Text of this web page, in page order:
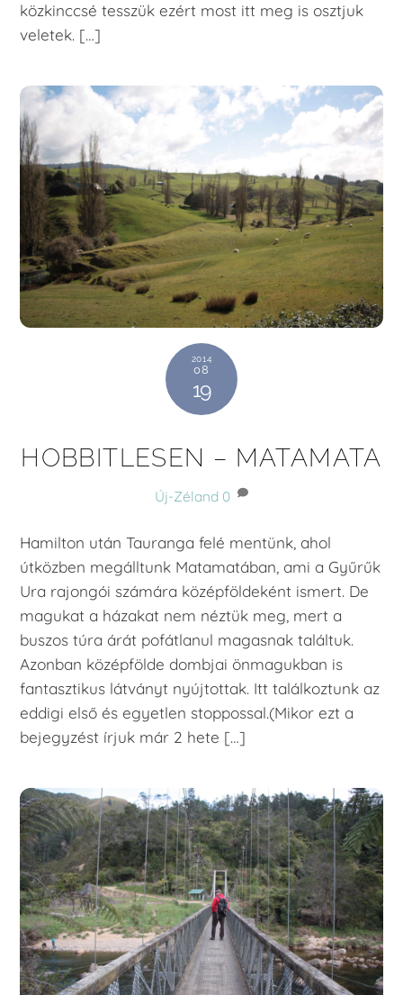
közkinccsé tesszük ezért most itt meg is osztjuk
veletek. […]
2014
08
19
HOBBITLESEN – MATAMATA
Új-Zéland 0
Hamilton után Tauranga felé mentünk, ahol
útközben megálltunk Matamatában, ami a Gyűrűk
Ura rajongói számára középföldeként ismert. De
magukat a házakat nem néztük meg, mert a
buszos túra árát pofátlanul magasnak találtuk.
Azonban középfölde dombjai önmagukban is
fantasztikus látványt nyújtottak. Itt találkoztunk az
eddigi első és egyetlen stoppossal.(Mikor ezt a
bejegyzést írjuk már 2 hete […]